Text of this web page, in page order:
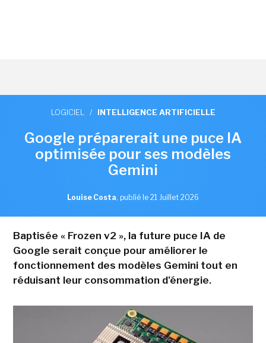
LOGICIEL / INTELLIGENCE ARTIFICIELLE
Google préparerait une puce IA
optimisée pour ses modèles
Gemini
Louise Costa, publié le 21 Juillet 2026
Baptisée « Frozen v2 », la future puce IA de
Google serait conçue pour améliorer le
fonctionnement des modèles Gemini tout en
réduisant leur consommation d'énergie.